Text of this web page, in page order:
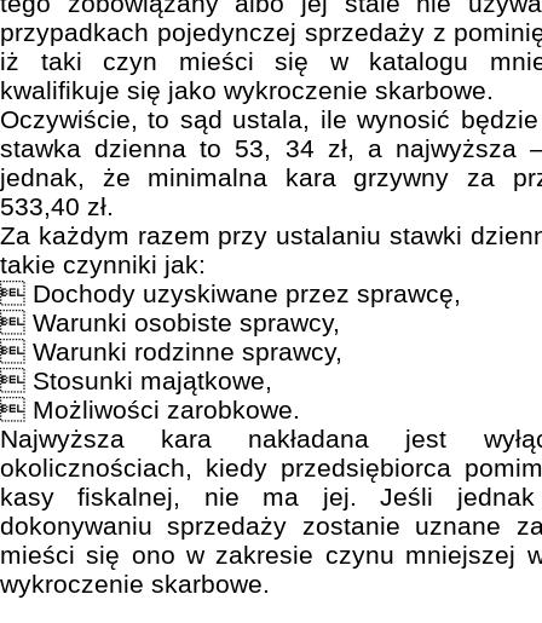
przypadkach pojedynczej sprzedaży z
iż taki czyn mieści się w katalogu
kwalifikuje się jako wykroczenie skarbowe.
Oczywiście, to sąd ustala, ile wynosić
stawka dzienna to 53, 34 zł, a najwyższa
jednak, że minimalna kara grzywny za
533,40 zł.
Za każdym razem przy ustalaniu stawki
takie czynniki jak:
 Dochody uzyskiwane przez sprawcę,
 Warunki osobiste sprawcy,
 Warunki rodzinne sprawcy,
 Stosunki majątkowe,
 Możliwości zarobkowe.
Najwyższa kara nakładana jest
okolicznościach, kiedy przedsiębiorca
kasy fiskalnej, nie ma jej. Jeśli jednak
dokonywaniu sprzedaży zostanie uznane
mieści się ono w zakresie czynu mniejszej
wykroczenie skarbowe.